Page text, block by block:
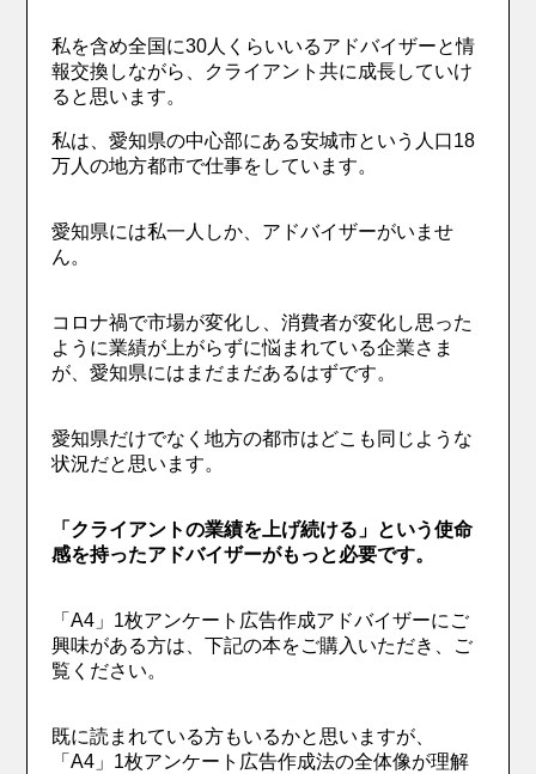
私を含め全国に30人くらいいるアドバイザーと情
報交換しながら、クライアント共に成長していけ
ると思います。
私は、愛知県の中心部にある安城市という人口18
万人の地方都市で仕事をしています。
愛知県には私一人しか、アドバイザーがいませ
ん。
コロナ禍で市場が変化し、消費者が変化し思った
ように業績が上がらずに悩まれている企業さま
が、愛知県にはまだまだあるはずです。
愛知県だけでなく地方の都市はどこも同じような
状況だと思います。
「クライアントの業績を上げ続ける」という使命
感を持ったアドバイザーがもっと必要です。
「A4」1枚アンケート広告作成アドバイザーにご
興味がある方は、下記の本をご購入いただき、ご
覧ください。
既に読まれている方もいるかと思いますが、
「A4」1枚アンケート広告作成法の全体像が理解